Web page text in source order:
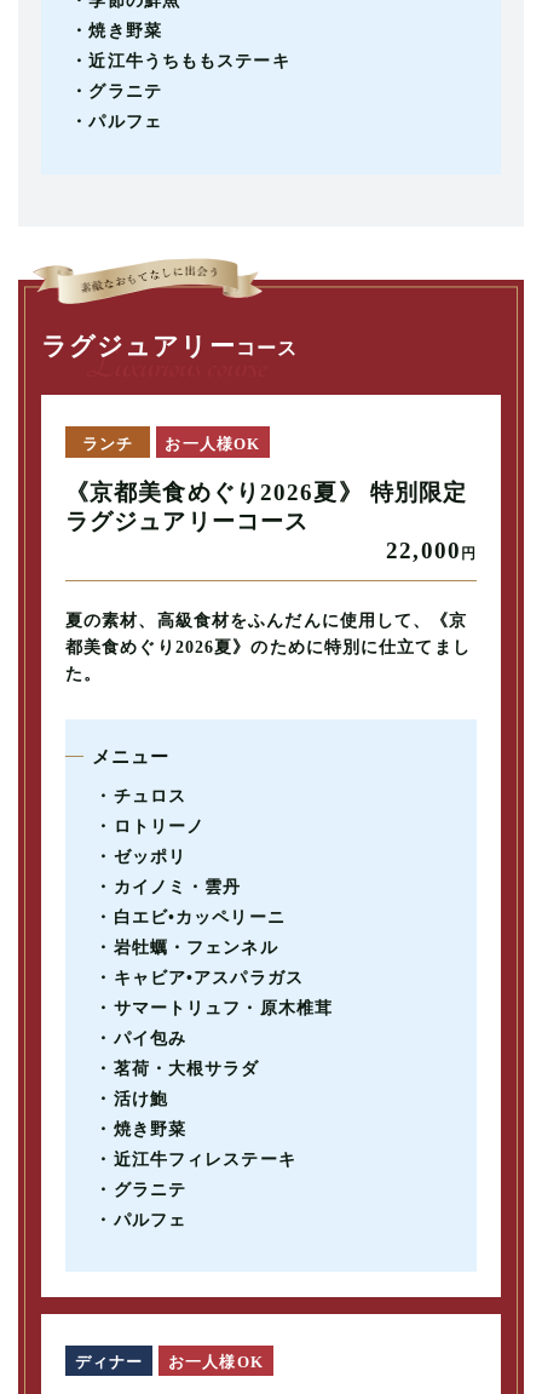
・焼き野菜
・近江牛うちももステーキ
・グラニテ
・パルフェ
ラグジュアリー コース
ランチ お一人様OK
《京都美食めぐり2026夏》 特別限定
ラグジュアリーコース
22,000 円
夏の素材、高級食材をふんだんに使用して、《京
都美食めぐり2026夏》のために特別に仕立てまし
た。
メニュー
・チュロス
・ロトリーノ
・ゼッポリ
・カイノミ・雲丹
・白エビ•カッペリーニ
・岩牡蠣・フェンネル
・キャビア•アスパラガス
・サマートリュフ・原木椎茸
・パイ包み
・茗荷・大根サラダ
・活け鮑
・焼き野菜
・近江牛フィレステーキ
・グラニテ
・パルフェ
ディナー お一人様OK